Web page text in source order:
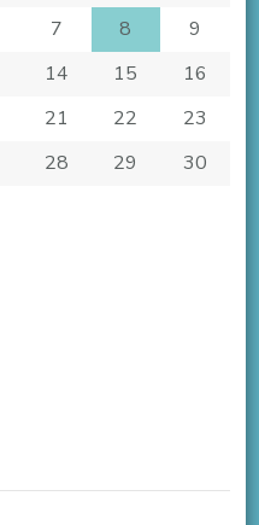
7 8
9
14 15
16
21 22
23
28 29
30